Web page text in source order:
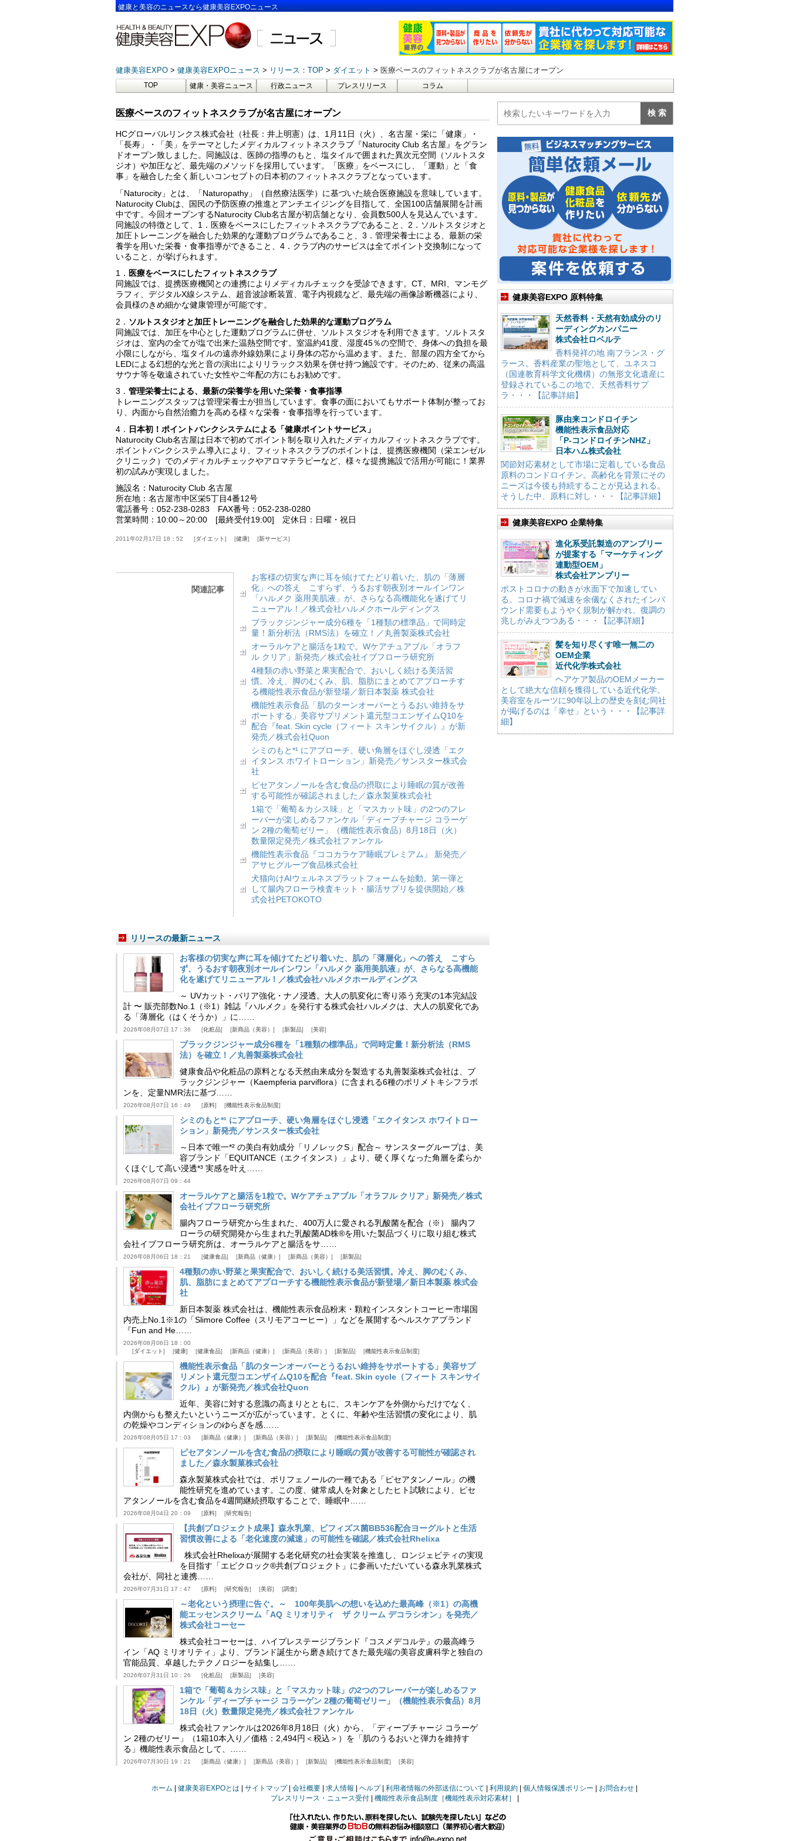
健康と美容のニュースなら健康美容EXPOニュース
健康美容EXPO 健康美容EXPOニュース リリース：TOP ダイエット 医療ベースのフィットネスクラブが名古屋にオープン
TOP 健康・美容ニュース 行政ニュース プレスリリース コラム
医療ベースのフィットネスクラブが名古屋にオープン
HCグローバルリンクス株式会社（社長：井上明憲）は、1月11日（火）、名古屋・栄に「健康」・
「長寿」・「美」をテーマとしたメディカルフィットネスクラブ『Naturocity Club 名古屋』をグラン
ドオープン致しました。同施設は、医師の指導のもと、塩タイルで囲まれた異次元空間（ソルトスタ
ジオ）や加圧など、最先端のメソッドを採用しています。「医療」をベースにし、「運動」と「食
事」を融合した全く新しいコンセプトの日本初のフィットネスクラブとなっています。
「Naturocity」とは、「Naturopathy」（自然療法医学）に基づいた統合医療施設を意味しています。
Naturocity Clubは、国民の予防医療の推進とアンチエイジングを目指して、全国100店舗展開を計画
中です。今回オープンするNaturocity Club名古屋が初店舗となり、会員数500人を見込んでいます。
同施設の特徴として、1．医療をベースにしたフィットネスクラブであること、2．ソルトスタジオと
加圧トレーニングを融合した効果的な運動プログラムであること、3．管理栄養士による、最新の栄
養学を用いた栄養・食事指導ができること、4．クラブ内のサービスは全てポイント交換制になって
いること、が挙げられます。
1． 医療をベースにしたフィットネスクラブ
同施設では、提携医療機関との連携によりメディカルチェックを受診できます。CT、MRI、マンモグ
ラフィ、デジタルX線システム、超音波診断装置、電子内視鏡など、最先端の画像診断機器により、
会員様のきめ細かな健康管理が可能です。
2． ソルトスタジオと加圧トレーニングを融合した効果的な運動プログラム
同施設では、加圧を中心とした運動プログラムに併せ、ソルトスタジオを利用できます。ソルトスタ
ジオは、室内の全てが塩で出来た温熱空間です。室温約41度、湿度45％の空間で、身体への負担を最
小限にしながら、塩タイルの遠赤外線効果により身体の芯から温めます。また、部屋の四方全てから
LEDによる幻想的な光と音の演出によりリラックス効果を併せ持つ施設です。そのため、従来の高温
サウナ等を敬遠されていた女性やご年配の方にもお勧めです。
3． 管理栄養士による、最新の栄養学を用いた栄養・食事指導
トレーニングスタッフは管理栄養士が担当しています。食事の面においてもサポート体制が整ってお
り、内面から自然治癒力を高める様々な栄養・食事指導を行っています。
4． 日本初！ポイントバンクシステムによる「健康ポイントサービス」
Naturocity Club名古屋は日本で初めてポイント制を取り入れたメディカルフィットネスクラブです。
ポイントバンクシステム導入により、フィットネスクラブのポイントは、提携医療機関（栄エンゼル
クリニック）でのメディカルチェックやアロマテラピーなど、様々な提携施設で活用が可能に！業界
初の試みが実現しました。
施設名：Naturocity Club 名古屋
所在地：名古屋市中区栄5丁目4番12号
電話番号：052-238-0283 FAX番号：052-238-0280
営業時間：10:00～20:00 [最終受付19:00] 定休日：日曜・祝日
2011年02月17日 18：52 ダイエット 健康 新サービス
関連記事
お客様の切実な声に耳を傾けてたどり着いた、肌の「薄層
化」への答え こすらず、うるおす朝夜別オールインワン
「ハルメク 薬用美肌液」が、さらなる高機能化を遂げてリ
ニューアル！／株式会社ハルメクホールディングス
ブラックジンジャー成分6種を「1種類の標準品」で同時定
量！新分析法（RMS法）を確立！／丸善製薬株式会社
オーラルケアと腸活を1粒で。Wケアチュアブル「オラフ
ル クリア」新発売／株式会社イブフローラ研究所
4種類の赤い野菜と果実配合で、おいしく続ける美活習
慣。冷え、脚のむくみ、肌、脂肪にまとめてアプローチす
る機能性表示食品が新登場／新日本製薬 株式会社
機能性表示食品「肌のターンオーバーとうるおい維持をサ
ポートする」美容サプリメント還元型コエンザイムQ10を
配合『feat. Skin cycle（フィート スキンサイクル）』が新
発売／株式会社Quon
シミのもと*¹ にアプローチ、硬い角層をほぐし浸透「エク
イタンス ホワイトローション」新発売／サンスター株式会
社
ピセアタンノールを含む食品の摂取により睡眠の質が改善
する可能性が確認されました／森永製菓株式会社
1箱で「葡萄＆カシス味」と「マスカット味」の2つのフレ
ーバーが楽しめるファンケル「ディープチャージ コラーゲ
ン 2種の葡萄ゼリー」（機能性表示食品）8月18日（火）
数量限定発売／株式会社ファンケル
機能性表示食品『ココカラケア睡眠プレミアム』 新発売／
アサヒグループ食品株式会社
犬猫向けAIウェルネスプラットフォームを始動。第一弾と
して腸内フローラ検査キット・腸活サプリを提供開始／株
式会社PETOKOTO
リリースの最新ニュース
お客様の切実な声に耳を傾けてたどり着いた、肌の「薄層化」への答え こすら
ず、うるおす朝夜別オールインワン「ハルメク 薬用美肌液」が、さらなる高機能
化を遂げてリニューアル！／株式会社ハルメクホールディングス
～ UVカット・バリア強化・ナノ浸透。大人の肌変化に寄り添う充実の1本完結設
計 〜 販売部数No.1（※1）雑誌『ハルメク』を発行する株式会社ハルメクは、大人の肌変化であ
る「薄層化（はくそうか）」に……
2026年08月07日 17：36 化粧品 新商品（美容） 新製品 美容
ブラックジンジャー成分6種を「1種類の標準品」で同時定量！新分析法（RMS
法）を確立！／丸善製薬株式会社
健康食品や化粧品の原料となる天然由来成分を製造する丸善製薬株式会社は、ブ
ラックジンジャー（Kaempferia parviflora）に含まれる6種のポリメトキシフラボ
ンを、定量NMR法に基づ……
2026年08月07日 16：49 原料 機能性表示食品制度
シミのもと*¹ にアプローチ、硬い角層をほぐし浸透「エクイタンス ホワイトロー
ション」新発売／サンスター株式会社
～日本で唯一*² の美白有効成分「リノレックS」配合～ サンスターグループは、美
容ブランド「EQUITANCE（エクイタンス）」より、硬く厚くなった角層を柔らか
くほぐして高い浸透*³ 実感を叶え……
2026年08月07日 09：44
オーラルケアと腸活を1粒で。Wケアチュアブル「オラフル クリア」新発売／株式
会社イブフローラ研究所
腸内フローラ研究から生まれた、400万人に愛される乳酸菌を配合（※） 腸内フ
ローラの研究開発から生まれた乳酸菌AD株®を用いた製品づくりに取り組む株式
会社イブフローラ研究所は、オーラルケアと腸活をサ……
2026年08月06日 18：21 健康食品 新商品（健康） 新商品（美容） 新製品
4種類の赤い野菜と果実配合で、おいしく続ける美活習慣。冷え、脚のむくみ、
肌、脂肪にまとめてアプローチする機能性表示食品が新登場／新日本製薬 株式会
社
新日本製薬 株式会社は、機能性表示食品粉末・顆粒インスタントコーヒー市場国
内売上No.1※1の「Slimore Coffee（スリモアコーヒー）」などを展開するヘルスケアブランド
『Fun and He……
2026年08月06日 18：00
ダイエット
健康 健康食品 新商品（健康） 新商品（美容） 新製品 機能性表示食品制度
機能性表示食品「肌のターンオーバーとうるおい維持をサポートする」美容サプ
リメント還元型コエンザイムQ10を配合『feat. Skin cycle（フィート スキンサイ
クル）』が新発売／株式会社Quon
近年、美容に対する意識の高まりとともに、スキンケアを外側からだけでなく、
内側からも整えたいというニーズが広がっています。とくに、年齢や生活習慣の変化により、肌
の乾燥やコンディションのゆらぎを感……
2026年08月05日 17：03 新商品（健康） 新商品（美容） 新製品 機能性表示食品制度
ピセアタンノールを含む食品の摂取により睡眠の質が改善する可能性が確認され
ました／森永製菓株式会社
森永製菓株式会社では、ポリフェノールの一種である「ピセアタンノール」の機
能性研究を進めています。この度、健常成人を対象としたヒト試験により、ピセ
アタンノールを含む食品を4週間継続摂取することで、睡眠中……
2026年08月04日 20：09 原料 研究報告
【共創プロジェクト成果】森永乳業、ビフィズス菌BB536配合ヨーグルトと生活
習慣改善による「老化速度の減速」の可能性を確認／株式会社Rhelixa
株式会社Rhelixaが展開する老化研究の社会実装を推進し、ロンジェビティの実現
を目指す「エピクロック®共創プロジェクト」に参画いただいている森永乳業株式
会社が、同社と連携……
2026年07月31日 17：47 原料 研究報告 美容 調査
～老化という摂理に告ぐ。～ 100年美肌への想いを込めた最高峰（※1）の高機
能エッセンスクリーム「AQ ミリオリティ ザ クリーム デコラシオン」を発売／
株式会社コーセー
株式会社コーセーは、ハイプレステージブランド『コスメデコルテ』の最高峰ラ
イン「AQ ミリオリティ」より、ブランド誕生から磨き続けてきた最先端の美容皮膚科学と独自の
官能品質、卓越したテクノロジーを結集し……
2026年07月31日 10：26 化粧品 新製品 美容
1箱で「葡萄＆カシス味」と「マスカット味」の2つのフレーバーが楽しめるファ
ンケル「ディープチャージ コラーゲン 2種の葡萄ゼリー」（機能性表示食品）8月
18日（火）数量限定発売／株式会社ファンケル
株式会社ファンケルは2026年8月18日（火）から、「ディープチャージ コラーゲ
ン 2種のゼリー」（1箱10本入り／価格：2,494円＜税込＞）を「肌のうるおいと弾力を維持す
る」機能性表示食品として、……
2026年07月30日 19：21 新商品（健康） 新商品（美容） 新製品 機能性表示食品制度 美容
健康美容EXPO 原料特集
天然香料・天然有効成分のリ
ーディングカンパニー
株式会社ロベルテ
香料発祥の地 南フランス・グ
ラース。香料産業の聖地として、ユネスコ
（国連教育科学文化機構）の無形文化遺産に
登録されているこの地で、天然香料サプ
ラ・・・【記事詳細】
豚由来コンドロイチン
機能性表示食品対応
「P-コンドロイチンNHZ」
日本ハム株式会社
関節対応素材として市場に定着している食品
原料のコンドロイチン。高齢化を背景にその
ニーズは今後も持続することが見込まれる。
そうした中、原料に対し・・・【記事詳細】
健康美容EXPO 企業特集
進化系受託製造のアンプリー
が提案する「マーケティング
連動型OEM」
株式会社アンプリー
ポストコロナの動きが水面下で加速してい
る。コロナ禍で減速を余儀なくされたインバ
ウンド需要もようやく規制が解かれ、復調の
兆しがみえつつある・・・【記事詳細】
髪を知り尽くす唯一無二の
OEM企業
近代化学株式会社
ヘアケア製品のOEMメーカー
として絶大な信頼を獲得している近代化学。
美容室をルーツに90年以上の歴史を刻む同社
が掲げるのは「幸せ」という・・・【記事詳
細】
ホーム 健康美容EXPOとは サイトマップ 会社概要 求人情報 ヘルプ 利用者情報の外部送信について 利用規約 個人情報保護ポリシー
お問合わせ
プレスリリース・ニュース受付
機能性表示食品制度［機能性表示対応素材］